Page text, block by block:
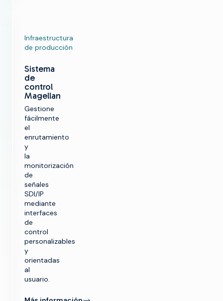
Infraestructura
de producción
Sistema
de
control
Magellan
Gestione
fácilmente
el
enrutamiento
y
la
monitorización
de
señales
SDI/IP
mediante
interfaces
de
control
personalizables
y
orientadas
al
usuario.